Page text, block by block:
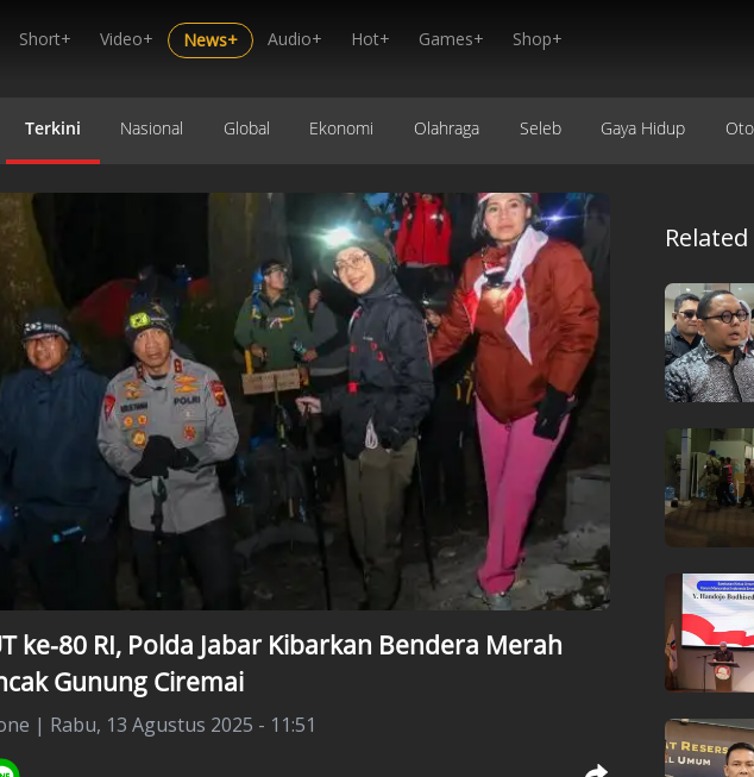
Short+ Video+ News+ Audio+ Hot+ Games+ Shop+
Terkini Nasional Global Ekonomi Olahraga Seleb Gaya Hidup
ke-80 RI, Polda Jabar Kibarkan Bendera Merah
Gunung Ciremai
| Rabu, 13 Agustus 2025 - 11:51